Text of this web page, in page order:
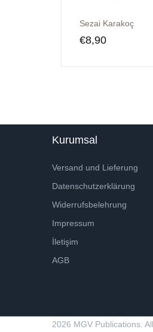
Sezai Karakoç
€8,90
Kurumsal
Versand und Lieferung
Datenschutzerklärung
Widerrufsbelehrung
Impressum
İletişim
AGB
2026 MGV Publications.